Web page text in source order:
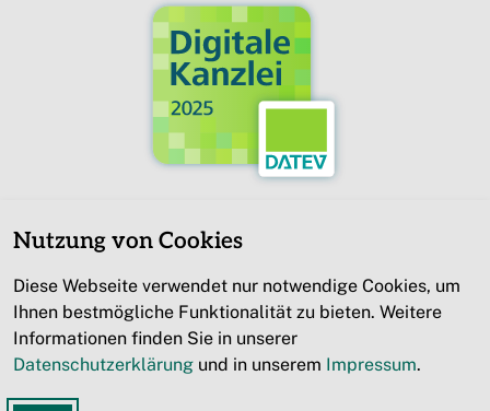
Nutzung von Cookies
Diese Webseite verwendet nur notwendige Cookies, um
Ihnen bestmögliche Funktionalität zu bieten. Weitere
Informationen finden Sie in unserer
Datenschutzerklärung und in unserem Impressum.
Impressum